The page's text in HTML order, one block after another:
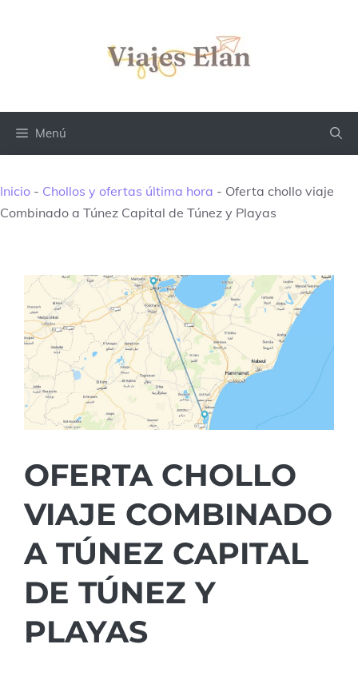
Menú
Inicio - Chollos y ofertas última hora - Oferta chollo viaje
Combinado a Túnez Capital de Túnez y Playas
OFERTA CHOLLO
VIAJE COMBINADO
A TÚNEZ CAPITAL
DE TÚNEZ Y
PLAYAS